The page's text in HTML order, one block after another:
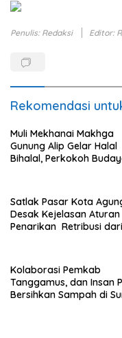
Penulis: Redaksi Editor:
Rekomendasi
Muli Mekhanai Makhga
Gunung Alip Gelar Halal
Bihalal, Perkokoh
Satlak Pasar Kota
Desak Kejelasan Aturan
Penarikan Retribusi dari
Kolaborasi Pemkab
Tanggamus, dan Insan
Bersihkan Sampah di